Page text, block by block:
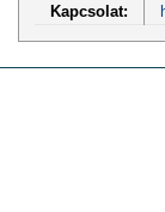
Kapcsolat: